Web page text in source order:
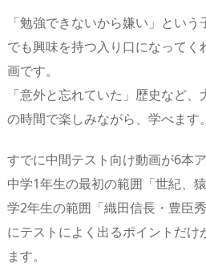
「勉強できないから嫌い」とい
でも興味を持つ入り口になってく
画です。
「意外と忘れていた」歴史など
の時間で楽しみながら、学べます。
すでに中間テスト向け動画が6本
中学1年生の最初の範囲「世紀、
学2年生の範囲「織田信長・豊臣
にテストによく出るポイントだけ
ます。